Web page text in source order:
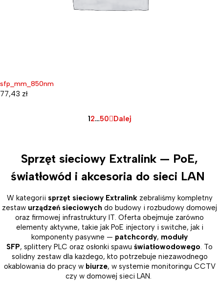
sfp_mm_850nm
77,43 zł
12…50 Dalej
Sprzęt sieciowy Extralink — PoE,
światłowód i akcesoria do sieci LAN
W kategorii sprzęt sieciowy Extralinkzebraliśmy kompletny
zestaw urządzeń sieciowych do budowy i rozbudowy domowej
oraz firmowej infrastruktury IT. Oferta obejmuje zarówno
elementy aktywne, takie jak PoE injectory i switche, jak i
komponenty pasywne — patchcordy, moduły
SFP, splittery PLC oraz osłonki spawu światłowodowego. To
solidny zestaw dla każdego, kto potrzebuje niezawodnego
okablowania do pracy w biurze, w systemie monitoringu CCTV
czy w domowej sieci LAN.